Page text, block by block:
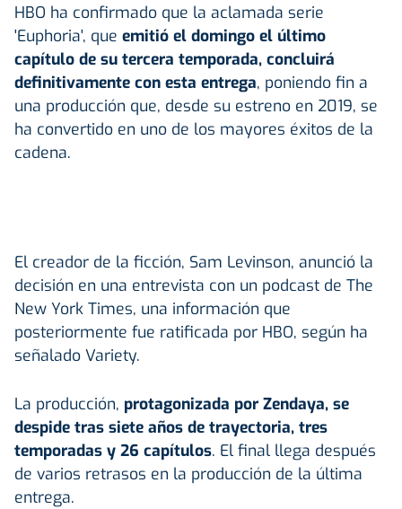
HBO ha confirmado que la aclamada serie
'Euphoria', que emitió el domingo el último
capítulo de su tercera temporada, concluirá
definitivamente con esta entrega, poniendo fin a
una producción que, desde su estreno en 2019, se
ha convertido en uno de los mayores éxitos de la
cadena.
El creador de la ficción, Sam Levinson, anunció la
decisión en una entrevista con un podcast de The
New York Times, una información que
posteriormente fue ratificada por HBO, según ha
señalado Variety.
La producción, protagonizada por Zendaya, se
despide tras siete años de trayectoria, tres
temporadas y 26 capítulos. El final llega después
de varios retrasos en la producción de la última
entrega.